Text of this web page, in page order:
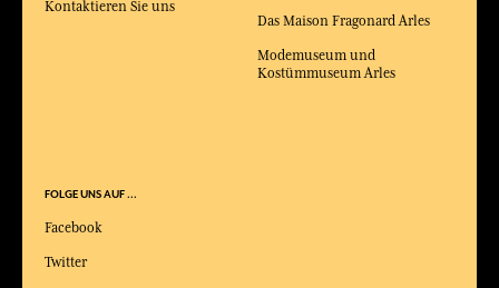
Das Maison Fragonard Arles
Modemuseum und
Kostümmuseum Arles
Kontaktieren Sie uns
FOLGE UNS AUF ...
Facebook
Twitter